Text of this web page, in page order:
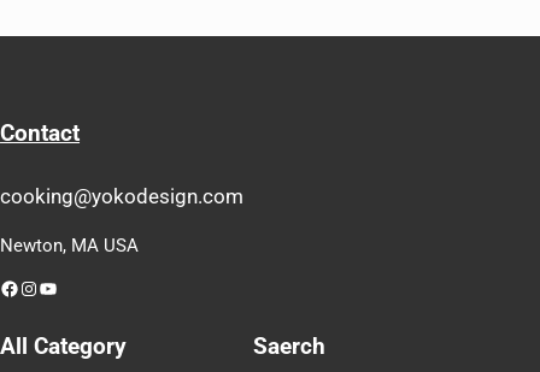
Contact
cooking@yokodesign.com
Newton, MA USA
Facebook
Instagram
YouTube
All Category Saerch